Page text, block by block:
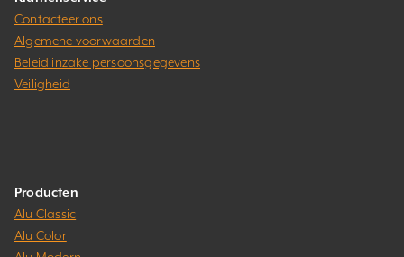
Contacteer ons
Algemene voorwaarden
Beleid inzake persoonsgegevens
Veiligheid
Producten
Alu Classic
Alu Color